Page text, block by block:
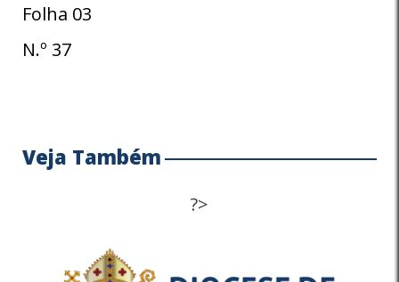
Folha 03
N.º 37
Veja Também
?>